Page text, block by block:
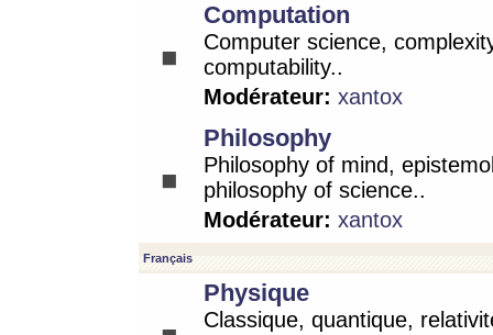
Computation
Computer science,
computability..
Modérateur: xantox
Philosophy
Philosophy of mind,
philosophy of science..
Modérateur: xantox
Français
Physique
Classique, quantique,